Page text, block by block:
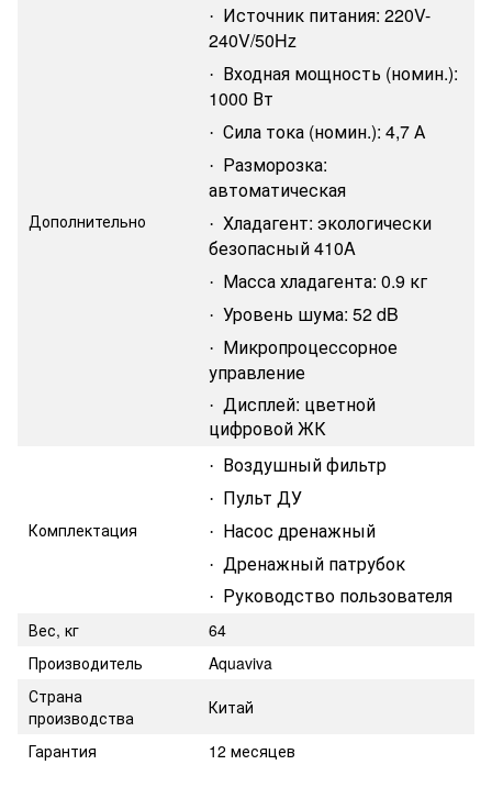
Дополнительно
· Источник питания: 220V-
240V/50Hz
· Входная мощность (номин.):
1000 Вт
· Сила тока (номин.): 4,7 А
· Разморозка:
автоматическая
· Хладагент: экологически
безопасный 410A
· Масса хладагента: 0.9 кг
· Уровень шума: 52 dB
· Микропроцессорное
управление
· Дисплей: цветной
цифровой ЖК
Комплектация
· Воздушный фильтр
· Пульт ДУ
· Насос дренажный
· Дренажный патрубок
· Руководство пользователя
Вес, кг
64
Производитель
Aquaviva
Страна
производства
Китай
Гарантия
12 месяцев